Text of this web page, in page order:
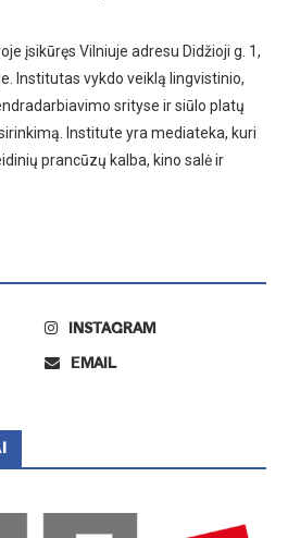
įsikūręs Vilniuje adresu Didžioji g. 1,
Institutas vykdo veiklą lingvistinio,
srityse ir siūlo platų
Institute yra mediateka, kuri
prancūzų kalba, kino salė ir
INSTAGRAM
EMAIL